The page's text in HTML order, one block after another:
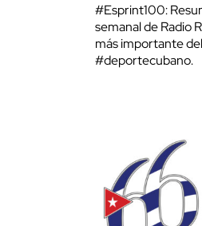
#Esprint100:
semanal de Radio
más importante del
#deportecubano.